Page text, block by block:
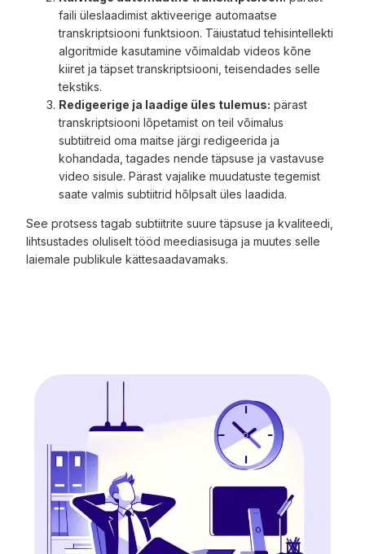
faili üleslaadimist aktiveerige automaatse
transkriptsiooni funktsioon. Täiustatud tehisintellekti
algoritmide kasutamine võimaldab videos kõne
kiiret ja täpset transkriptsiooni, teisendades selle
tekstiks.
Redigeerige ja laadige üles tulemus: pärast
transkriptsiooni lõpetamist on teil võimalus
subtiitreid oma maitse järgi redigeerida ja
kohandada, tagades nende täpsuse ja vastavuse
video sisule. Pärast vajalike muudatuste tegemist
saate valmis subtiitrid hõlpsalt üles laadida.
See protsess tagab subtiitrite suure täpsuse ja kvaliteedi,
lihtsustades oluliselt tööd meediasisuga ja muutes selle
laiemale publikule kättesaadavamaks.